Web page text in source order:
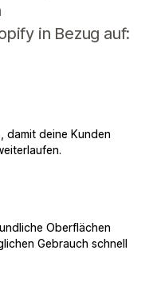
in Bezug auf:
damit deine Kunden
Oberflächen
Gebrauch schnell